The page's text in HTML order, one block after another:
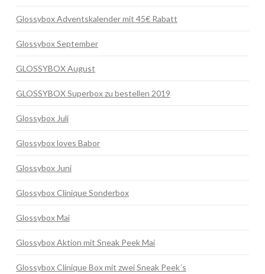
Glossybox Adventskalender mit 45€ Rabatt
Glossybox September
GLOSSYBOX August
GLOSSYBOX Superbox zu bestellen 2019
Glossybox Juli
Glossybox loves Babor
Glossybox Juni
Glossybox Clinique Sonderbox
Glossybox Mai
Glossybox Aktion mit Sneak Peek Mai
Glossybox Clinique Box mit zwei Sneak Peek´s